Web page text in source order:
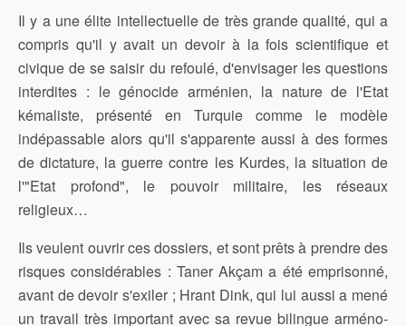
Il y a une élite intellectuelle de très grande qualité, qui a
compris qu'il y avait un devoir à la fois scientifique et
civique de se saisir du refoulé, d'envisager les questions
interdites : le génocide arménien, la nature de l'Etat
kémaliste, présenté en Turquie comme le modèle
indépassable alors qu'il s'apparente aussi à des formes
de dictature, la guerre contre les Kurdes, la situation de
l'"Etat profond", le pouvoir militaire, les réseaux
religieux…
Ils veulent ouvrir ces dossiers, et sont prêts à prendre des
risques considérables : Taner Akçam a été emprisonné,
avant de devoir s'exiler ; Hrant Dink, qui lui aussi a mené
un travail très important avec sa revue bilingue arméno-